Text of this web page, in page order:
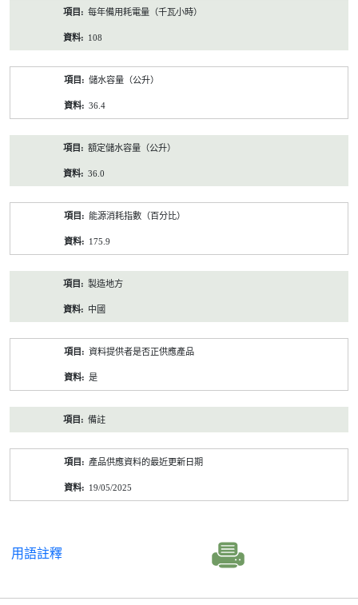
每年備用耗電量（千瓦小時）
108
儲水容量（公升）
36.4
額定儲水容量（公升）
36.0
能源消耗指數（百分比）
175.9
製造地方
中國
資料提供者是否正供應產品
是
備註
產品供應資料的最近更新日期
19/05/2025
用語註釋